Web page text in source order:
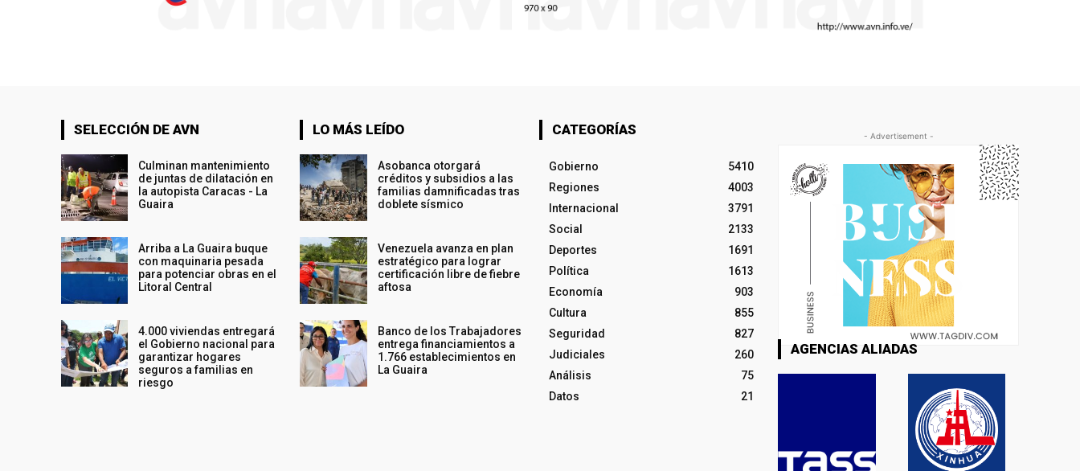
SELECCIÓN DE AVN
Culminan mantenimiento
de juntas de dilatación en
la autopista Caracas - La
Guaira
Arriba a La Guaira buque
con maquinaria pesada
para potenciar obras en el
Litoral Central
4.000 viviendas entregará
el Gobierno nacional para
garantizar hogares
seguros a familias en
riesgo
LO MÁS LEÍDO
Asobanca otorgará
créditos y subsidios a las
familias damnificadas tras
doblete sísmico
Venezuela avanza en plan
estratégico para lograr
certificación libre de fiebre
aftosa
Banco de los Trabajadores
entrega financiamientos a
1.766 establecimientos en
La Guaira
CATEGORÍAS
Gobierno
5410
Regiones
4003
Internacional
3791
Social
2133
Deportes
1691
Política
1613
Economía
903
Cultura
855
Seguridad
827
Judiciales
260
Análisis
75
Datos
21
- Advertisement -
AGENCIAS ALIADAS